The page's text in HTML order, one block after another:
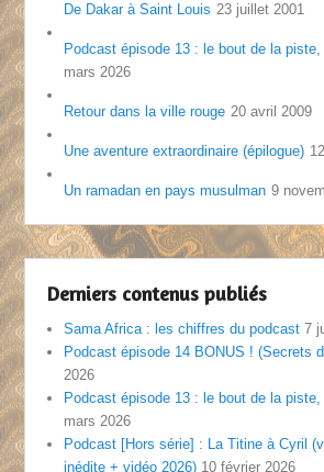
De Dakar à Saint Louis 23 juillet 2001
Podcast épisode 13 : le bout de la
mars 2026
Retour dans la ville rouge 20 avril 2009
Une aventure extraordinaire (épilogue)
Un ramadan en pays musulman 9
Derniers contenus publiés
Sama Africa : les chiffres du podcast 7
Podcast épisode 14 BONUS ! (Secrets
2026
Podcast épisode 13 : le bout de la
mars 2026
Podcast [Hors série] : La Titine à Cyril
inédite + vidéo 2026) 10 février 2026